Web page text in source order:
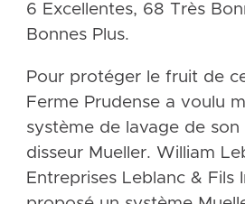
6 Excellentes, 68 Très
Bonnes Plus.
Pour protéger le fruit de
Ferme Prudense a voulu
système de lavage de
disseur Mueller. William
Entreprises Leblanc & Fils